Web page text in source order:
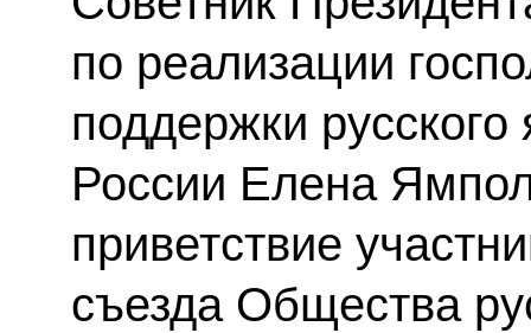
по реализации
поддержки
России Елена
приветствие
съезда Общества